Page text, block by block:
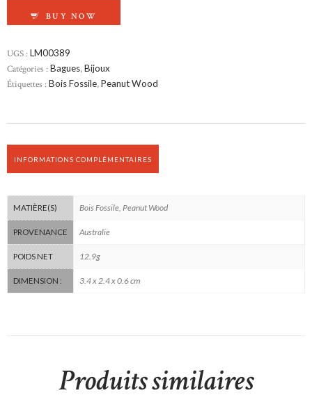
BUY NOW
UGS : LM00389
Catégories : Bagues,Bijoux
Étiquettes : Bois Fossile,Peanut Wood
INFORMATIONS COMPLÉMENTAIRES
MATIÈRE(S) Bois Fossile, Peanut Wood
PROVENANCE Australie
POIDS NET 12.9g
DIMENSION : 3.4 x 2.4 x 0.6 cm
Produits similaires